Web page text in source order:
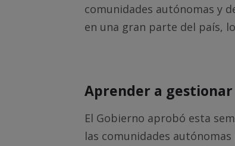
comunidades autónomas y
en una gran parte del país,
Aprender a
El Gobierno aprobó esta
las comunidades